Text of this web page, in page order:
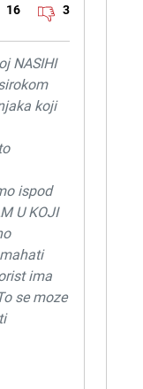
16 3
NASIHI
koji
ispod
U KOJI
ima
se moze